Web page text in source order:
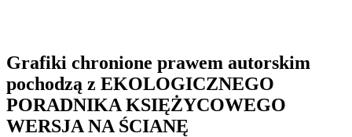
Grafiki chronione prawem autorskim
pochodzą z EKOLOGICZNEGO
PORADNIKA KSIĘŻYCOWEGO
WERSJA NA ŚCIANĘ